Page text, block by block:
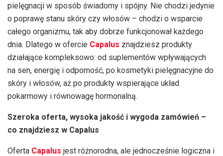
pielęgnacji w sposób świadomy i spójny. Nie chodzi jedynie
o poprawę stanu skóry czy włosów – chodzi o wsparcie
całego organizmu, tak aby dobrze funkcjonował każdego
dnia. Dlatego w ofercie Capalus znajdziesz produkty
działające kompleksowo: od suplementów wpływających
na sen, energię i odporność, po kosmetyki pielęgnacyjne do
skóry i włosów, aż po produkty wspierające układ
pokarmowy i równowagę hormonalną.
Szeroka oferta, wysoka jakość i wygoda zamówień –
co znajdziesz w Capalus
Oferta Capalus jest różnorodna, ale jednocześnie logiczna i